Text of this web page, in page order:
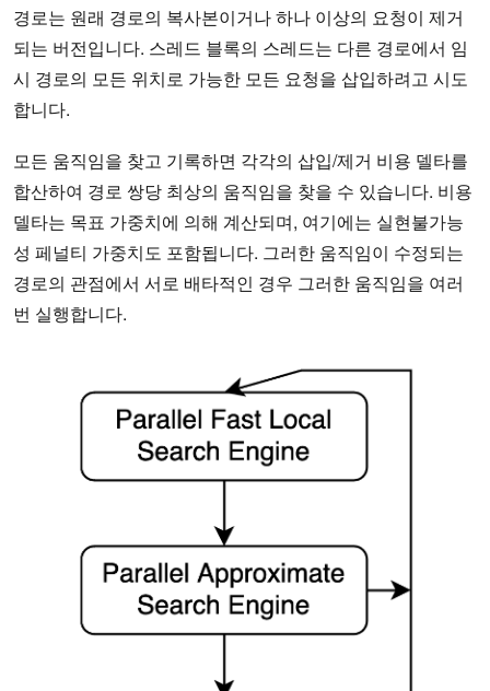
경로는 원래 경로의 복사본이거나 하나 이상의 요청이 제거
되는 버전입니다. 스레드 블록의 스레드는 다른 경로에서 임
시 경로의 모든 위치로 가능한 모든 요청을 삽입하려고 시도
합니다.
모든 움직임을 찾고 기록하면 각각의 삽입/제거 비용 델타를
합산하여 경로 쌍당 최상의 움직임을 찾을 수 있습니다. 비용
델타는 목표 가중치에 의해 계산되며, 여기에는 실현불가능
성 페널티 가중치도 포함됩니다. 그러한 움직임이 수정되는
경로의 관점에서 서로 배타적인 경우 그러한 움직임을 여러
번 실행합니다.